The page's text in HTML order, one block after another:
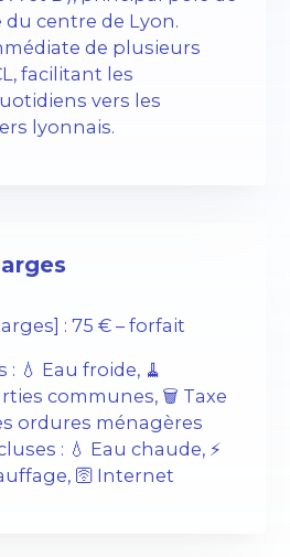
centre de Lyon.
de plusieurs
facilitant les
vers les
lyonnais.
: 75 € – forfait
💧 Eau froide, 🧹
communes, 🗑️ Taxe
ordures ménagères
: 💧 Eau chaude, ⚡️
🛜 Internet